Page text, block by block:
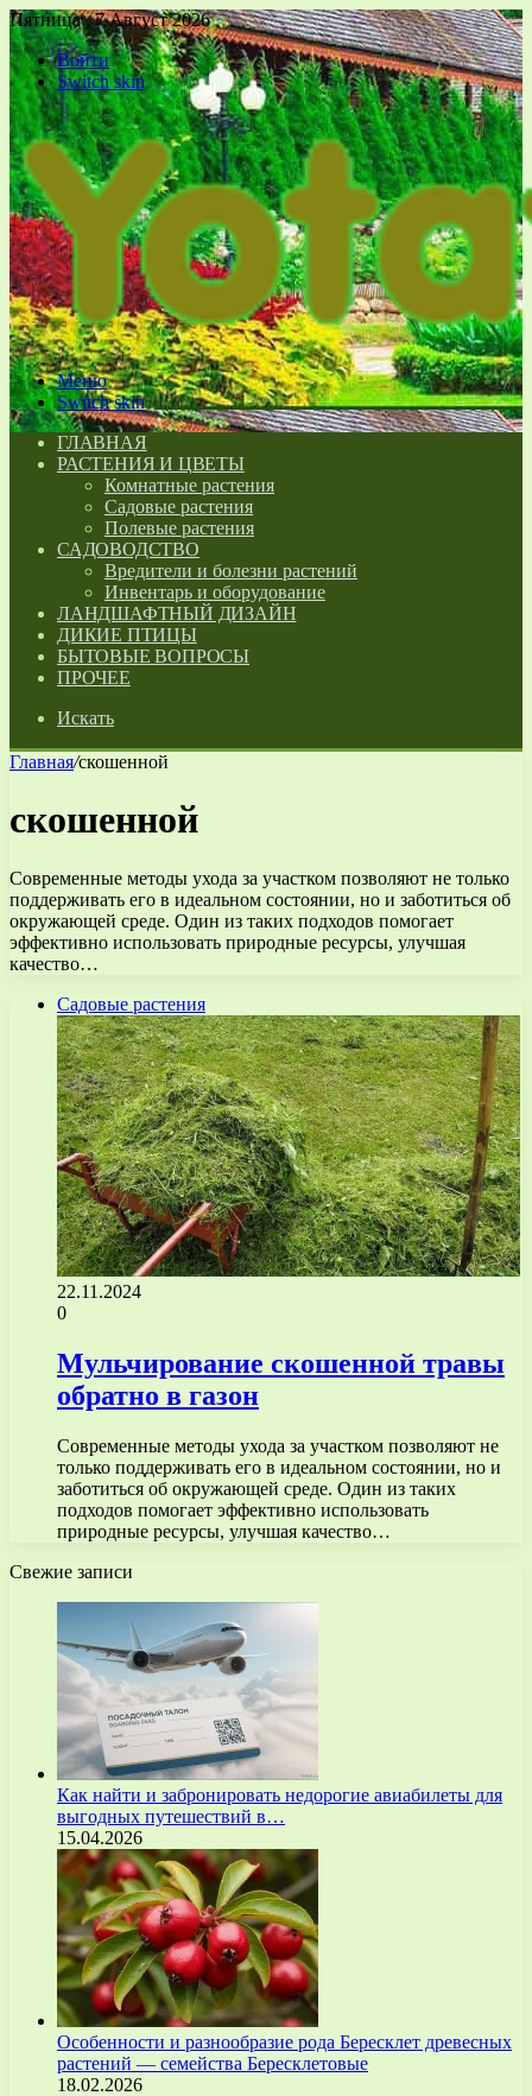
Пятница , 7 Август 2026
Войти
Switch skin
Меню
Switch skin
ГЛАВНАЯ
РАСТЕНИЯ И ЦВЕТЫ
Комнатные растения
Садовые растения
Полевые растения
САДОВОДСТВО
Вредители и болезни растений
Инвентарь и оборудование
ЛАНДШАФТНЫЙ ДИЗАЙН
ДИКИЕ ПТИЦЫ
БЫТОВЫЕ ВОПРОСЫ
ПРОЧЕЕ
Искать
Главная/скошенной
скошенной
Современные методы ухода за участком позволяют не только
поддерживать его в идеальном состоянии, но и заботиться об
окружающей среде. Один из таких подходов помогает
эффективно использовать природные ресурсы, улучшая
качество…
Садовые растения
22.11.2024
0
Мульчирование скошенной травы
обратно в газон
Современные методы ухода за участком позволяют не
только поддерживать его в идеальном состоянии, но и
заботиться об окружающей среде. Один из таких
подходов помогает эффективно использовать
природные ресурсы, улучшая качество…
Свежие записи
Как найти и забронировать недорогие авиабилеты для
выгодных путешествий в…
15.04.2026
Особенности и разнообразие рода Бересклет древесных
растений — семейства Бересклетовые
18.02.2026